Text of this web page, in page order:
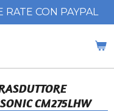
CON PAYPAL
CM275LHW